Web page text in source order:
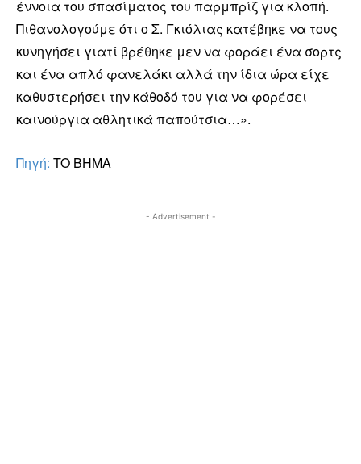
έννοια του σπασίματος του παρμπρίζ για κλοπή.
Πιθανολογούμε ότι ο Σ. Γκιόλιας κατέβηκε να τους
κυνηγήσει γιατί βρέθηκε μεν να φοράει ένα σορτς
και ένα απλό φανελάκι αλλά την ίδια ώρα είχε
καθυστερήσει την κάθοδό του για να φορέσει
καινούργια αθλητικά παπούτσια…».
Πηγή: TO BHMA
- Advertisement -